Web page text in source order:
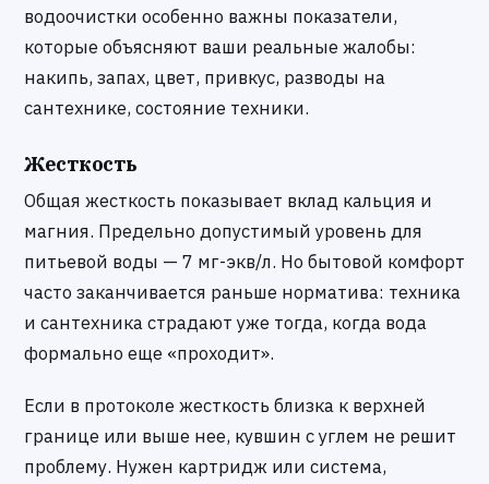
водоочистки особенно важны показатели,
которые объясняют ваши реальные жалобы:
накипь, запах, цвет, привкус, разводы на
сантехнике, состояние техники.
Жесткость
Общая жесткость показывает вклад кальция и
магния. Предельно допустимый уровень для
питьевой воды — 7 мг-экв/л. Но бытовой комфорт
часто заканчивается раньше норматива: техника
и сантехника страдают уже тогда, когда вода
формально еще «проходит».
Если в протоколе жесткость близка к верхней
границе или выше нее, кувшин с углем не решит
проблему. Нужен картридж или система,